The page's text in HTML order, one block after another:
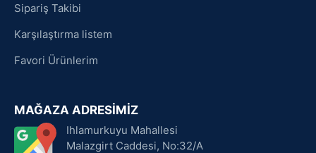
Sipariş Takibi
Karşılaştırma listem
Favori Ürünlerim
MAĞAZA ADRESİMİZ
Ihlamurkuyu Mahallesi
Malazgirt Caddesi, No:32/A